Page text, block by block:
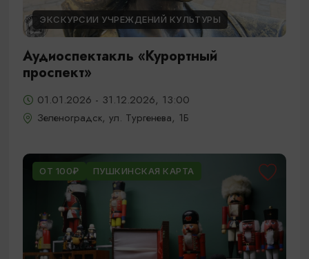
ЭКСКУРСИИ УЧРЕЖДЕНИЙ КУЛЬТУРЫ
Аудиоспектакль «Курортный
проспект»
01.01.2026 - 31.12.2026, 13:00
Зеленоградск, ул. Тургенева, 1Б
ОТ 100₽ ПУШКИНСКАЯ КАРТА